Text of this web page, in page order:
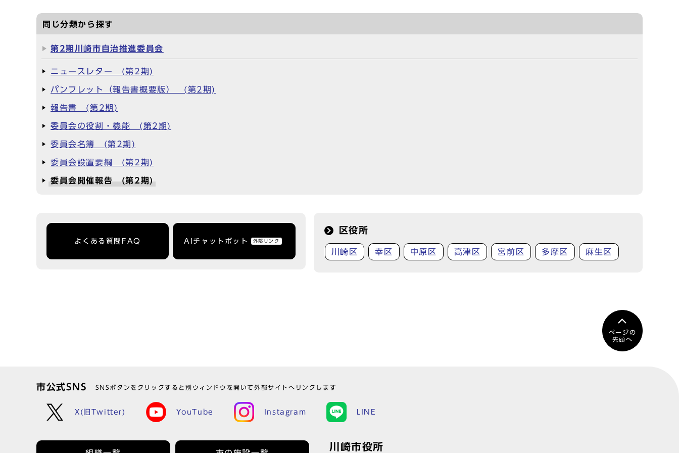
同じ分類から探す
第2期川崎市自治推進委員会
ニュースレター (第2期)
パンフレット（報告書概要版） (第2期)
報告書 (第2期)
委員会の役割・機能 (第2期)
委員会名簿 (第2期)
委員会設置要綱 (第2期)
委員会開催報告 (第2期)
よくある質問FAQ AIチャットボット 外部リンク
区役所
川崎区 幸区 中原区 高津区 宮前区 多摩区 麻生区
ページの
先頭へ
市公式SNS SNSボタンをクリックすると別ウィンドウを開いて外部サイトへリンクします
X(旧Twitter) YouTube Instagram LINE
川崎市役所